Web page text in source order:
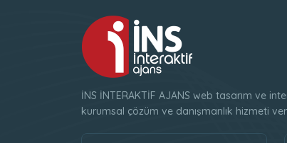
İNS İNTERAKTİF AJANS web tasarım ve
kurumsal çözüm ve danışmanlık hizmeti